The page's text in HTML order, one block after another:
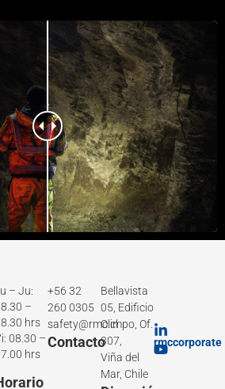
– Ju:
–
hrs
08.30 –
hrs
Contacto
+56 32
260 0305
safety@rmc.cl
Bellavista
05, Edificio
Olimpo, Of.
307,
Viña del
Mar, Chile
rmccorporate